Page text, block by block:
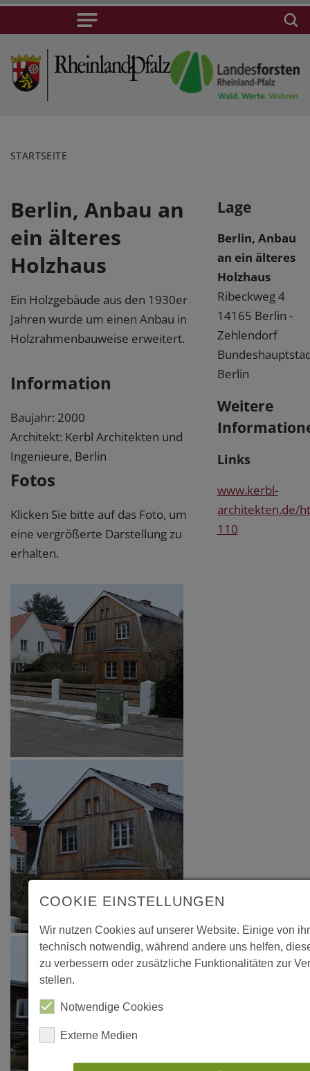
STARTSEITE
Berlin, Anbau an
ein älteres
Holzhaus
Ein Holzgebäude aus den 1930er
Jahren wurde um einen Anbau in
Holzrahmenbauweise erweitert.
Information
Baujahr: 2000
Architekt: Kerbl Architekten und
Ingenieure, Berlin
Fotos
Klicken Sie bitte auf das Foto, um
eine vergrößerte Darstellung zu
erhalten.
Lage
Berlin, Anbau
an ein älteres
Holzhaus
Ribeckweg 4
14165 Berlin -
Zehlendorf
Berlin
Weitere
Links
www.kerbl-
architekten.de/
110
COOKIE EINSTELLUNGEN
Wir nutzen Cookies auf unserer Website. Einige von
technisch notwendig, während andere uns helfen,
zu verbessern oder zusätzliche Funktionalitäten zur
stellen.
Notwendige Cookies
Externe Medien